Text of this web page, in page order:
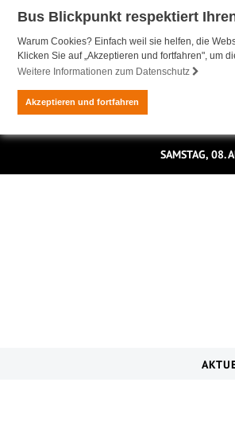
Bus Blickpunkt respektiert
Warum Cookies? Einfach weil sie helfen, die
Klicken Sie auf „Akzeptieren und fortfahren", um
Weitere Informationen zum Datenschutz
Akzeptieren und fortfahren
SAMSTAG, 08.